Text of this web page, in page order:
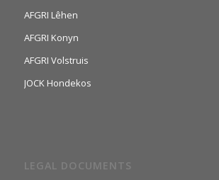
AFGRI Lêhen
AFGRI Konyn
AFGRI Volstruis
JOCK Hondekos
LEGAL DOCUMENTS